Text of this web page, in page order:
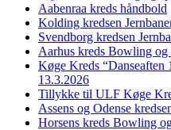
Aabenraa kreds håndbold
Kolding kredsen
Svendborg kredsen
Aarhus kreds Bowling og
Køge Kreds “Danseaften
13.3.2026
Tillykke til ULF Køge
Assens og Odense
Horsens kreds Bowling